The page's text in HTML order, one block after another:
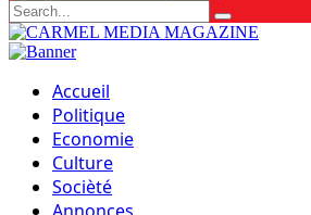
Accueil
Politique
Economie
Culture
Socièté